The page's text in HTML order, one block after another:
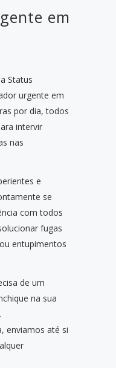
em
Status
urgente em
por dia, todos
intervir
nas
e
se
com todos
fugas
entupimentos
de um
na sua
enviamos até si